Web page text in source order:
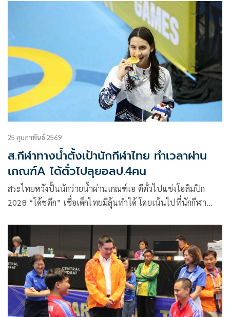
สาธารณรัฐประชาชนจีน ดร.ก้องศักด ยอดมณี ผู้ว่าการ กกท. เผย
กกท. ร่วมกับสมาคมกีฬา วางเป้าหมาย 15 เหรียญทอง ชวน
แฟนกีฬาร่วมกันเชียร์ทัพไทยให้คว้าชัยมาครอง
25 กุมภาพันธ์ 2569
ส.กีฬาทางน้ำตั้งเป้านักกีฬาไทย ทำเวลาผ่าน
เกณฑ์A ได้ตั๋วไปลุยอลป.4คน
สระไทยหวังปั้นนักว่ายน้ำผ่านเกณฑ์เอ ตีตั๋วไปแข่งโอลิมปิก
2028 “โค้ชตึก” เชื่อเด็กไทยมีลุ้นทำได้ โดยเน้นไปที่นักกีฬา